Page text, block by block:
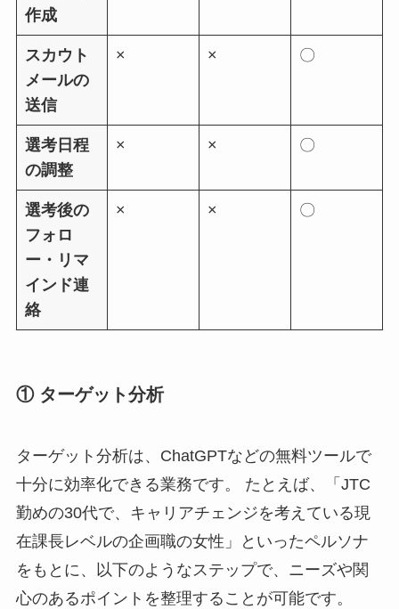
作成
スカウト
メールの
送信
× × 〇
選考日程
の調整
× × 〇
選考後の
フォロ
ー・リマ
インド連
絡
× × 〇
① ターゲット分析
ターゲット分析は、ChatGPTなどの無料ツールで
十分に効率化できる業務です。 たとえば、「JTC
勤めの30代で、キャリアチェンジを考えている現
在課長レベルの企画職の女性」といったペルソナ
をもとに、以下のようなステップで、ニーズや関
心のあるポイントを整理することが可能です。